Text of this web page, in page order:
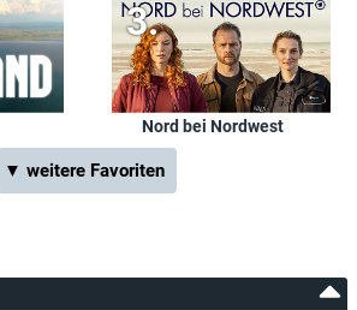
Nord bei Nordwest
▼ weitere Favoriten